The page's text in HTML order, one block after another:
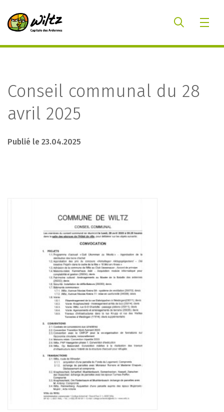
Conseil communal du 28
avril 2025
Publié le 23.04.2025